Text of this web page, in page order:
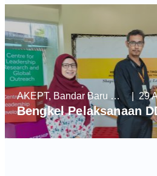
AKEPT, Bandar Baru Enstek | 29